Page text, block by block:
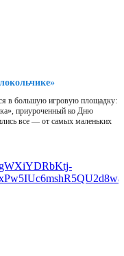
в большую игровую площадку:
приуроченный ко Дню
все — от самых маленьких